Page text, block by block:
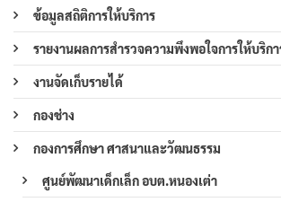
ข้อมูลสถิติการให้บริการ
รายงานผลการสำรวจความพึงพอใจการให้บริกา
งานจัดเก็บรายได้
กองช่าง
กองการศึกษา ศาสนาและวัฒนธรรม
ศูนย์พัฒนาเด็กเล็ก อบต.หนองเต่า